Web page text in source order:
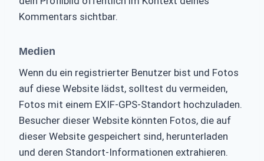
Kommentars sichtbar.
Medien
Wenn du ein registrierter Benutzer bist und Fotos
auf diese Website lädst, solltest du vermeiden,
Fotos mit einem EXIF-GPS-Standort hochzuladen.
Besucher dieser Website könnten Fotos, die auf
dieser Website gespeichert sind, herunterladen
und deren Standort-Informationen extrahieren.